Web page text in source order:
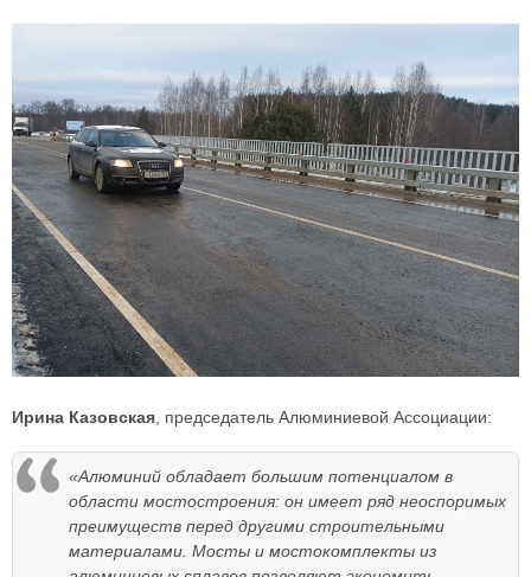
Ирина Казовская , председатель Алюминиевой Ассоциации:
«Алюминий обладает большим потенциалом в
области мостостроения: он имеет ряд неоспоримых
преимуществ перед другими строительными
материалами. Мосты и мостокомплекты из